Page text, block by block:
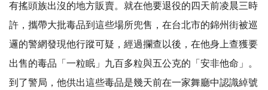
有搖頭族出沒的地方販賣。就在他要退役的四天前凌晨三時
許，攜帶大批毒品到這些場所兜售，在台北市的錦州街被巡
邏的警網發現他行蹤可疑，經過攔查以後，在他身上查獲要
出售的毒品「一粒眠」九百多粒與五公克的「安非他命」。
到了警局，他供出這些毒品是幾天前在一家舞廳中認識綽號